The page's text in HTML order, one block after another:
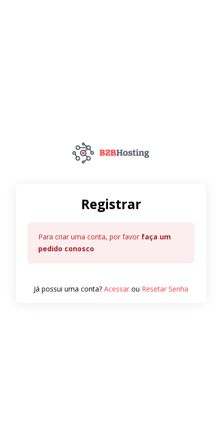
Registrar
Para criar uma conta, por favor faça um
pedido conosco
Já possui uma conta? Acessar ou Resetar Senha